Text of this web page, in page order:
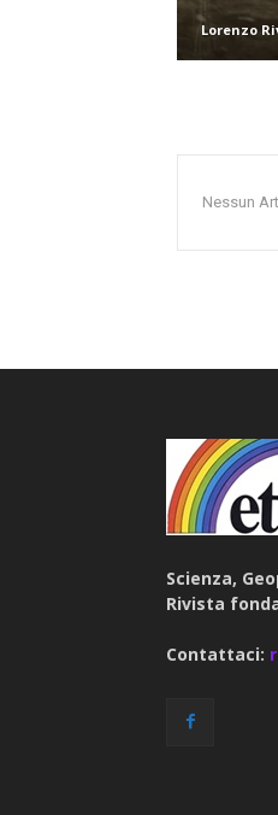
Lorenzo
Nessun
Scienza,
Rivista
Contattaci: